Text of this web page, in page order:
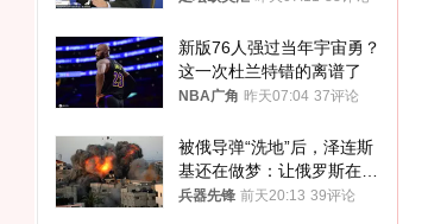
新版76人强过当年宇宙勇？
这一次杜兰特错的离谱了
NBA广角 昨天07:04 37评论
被俄导弹“洗地”后，泽连斯
基还在做梦：让俄罗斯在冬
季前求和？
兵器先锋 前天20:13 39评论